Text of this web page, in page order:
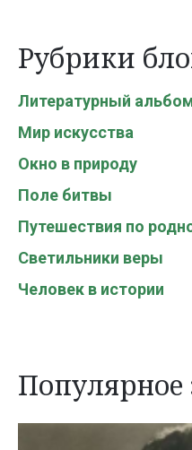
Рубрики
Литературный
Мир искусства
Окно в природу
Поле битвы
Путешествия по
Светильники веры
Человек в истории
Популярное